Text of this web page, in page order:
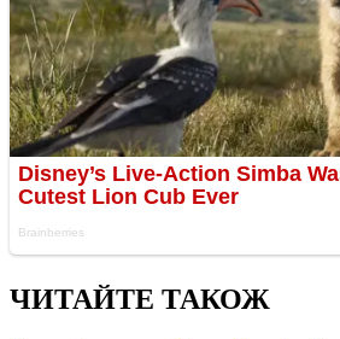
ЧИТАЙТЕ ТАКОЖ